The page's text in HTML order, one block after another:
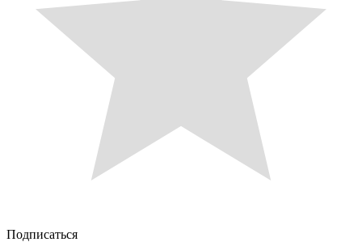
Подписаться